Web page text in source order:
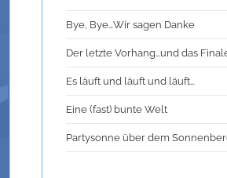
Bye, Bye…Wir sagen Danke
Der letzte Vorhang…und das
Es läuft und läuft und läuft…
Eine (fast) bunte Welt
Partysonne über dem